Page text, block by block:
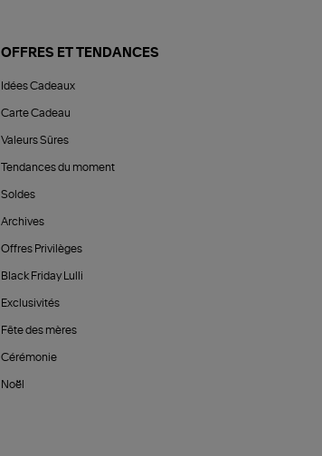
OFFRES ET TENDANCES
Idées Cadeaux
Carte Cadeau
Valeurs Sûres
Tendances du moment
Soldes
Archives
Offres Privilèges
Black Friday Lulli
Exclusivités
Fête des mères
Cérémonie
Noël